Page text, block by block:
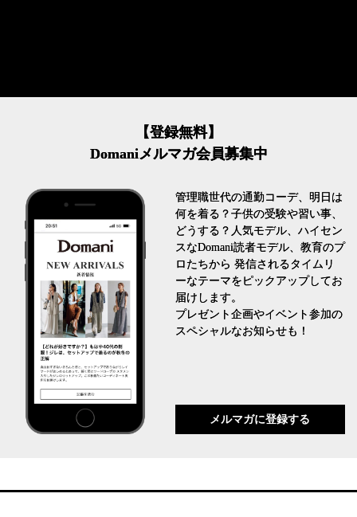
【登録無料】
Domaniメルマガ会員募集中
管理職世代の通勤コーデ、明日は
何を着る？子供の受験や習い事、
どうする？人気モデル、ハイセン
スなDomani読者モデル、教育のプ
ロたちから 発信されるタイムリ
ーなテーマをピックアップしてお
届けします。
プレゼント企画やイベント参加の
スペシャルなお知らせも！
メルマガに登録する